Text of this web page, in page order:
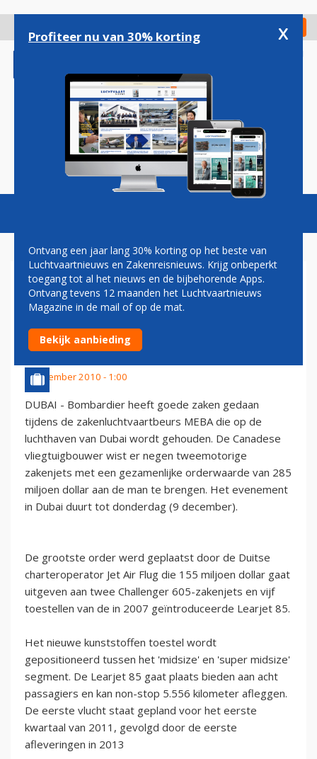
gaan
Check in
Magazine Podcasts Vacatures
BOMBARDIER DOET GOEDE
ZAKEN TIJDENS BEURS IN
DUBAI
8 december 2010 - 1:00
DUBAI - Bombardier heeft goede zaken gedaan
tijdens de zakenluchtvaartbeurs MEBA die op de
luchthaven van Dubai wordt gehouden. De Canadese
vliegtuigbouwer wist er negen tweemotorige
zakenjets met een gezamenlijke orderwaarde van 285
miljoen dollar aan de man te brengen. Het evenement
in Dubai duurt tot donderdag (9 december).
De grootste order werd geplaatst door de Duitse
charteroperator Jet Air Flug die 155 miljoen dollar gaat
uitgeven aan twee Challenger 605-zakenjets en vijf
toestellen van de in 2007 geïntroduceerde Learjet 85.
Het nieuwe kunststoffen toestel wordt
gepositioneerd tussen het 'midsize' en 'super midsize'
segment. De Learjet 85 gaat plaats bieden aan acht
passagiers en kan non-stop 5.556 kilometer afleggen.
De eerste vlucht staat gepland voor het eerste
kwartaal van 2011, gevolgd door de eerste
afleveringen in 2013
Profiteer nu van 30% korting x
Ontvang een jaar lang 30% korting op het beste van
Luchtvaartnieuws en Zakenreisnieuws. Krijg onbeperkt
toegang tot al het nieuws en de bijbehorende Apps.
Ontvang tevens 12 maanden het Luchtvaartnieuws
Magazine in de mail of op de mat.
Bekijk aanbieding